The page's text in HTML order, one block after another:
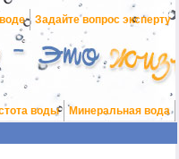
Задайте вопрос эксперту
воды Минеральная вода